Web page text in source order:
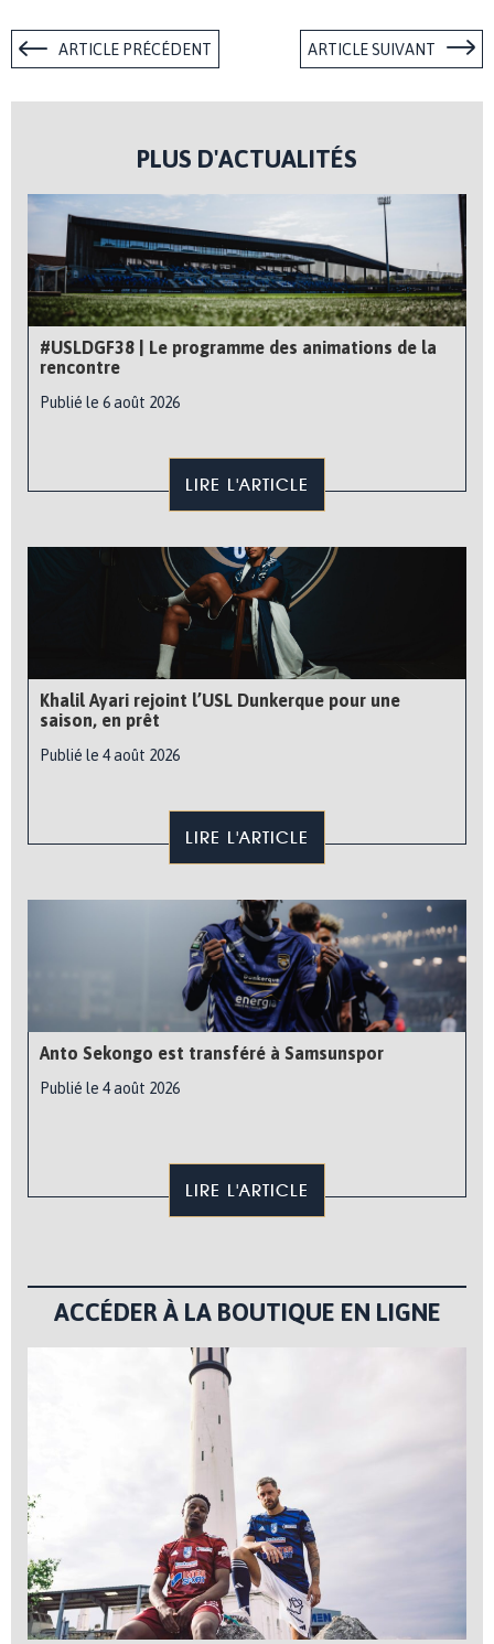
ARTICLE PRÉCÉDENT ARTICLE SUIVANT
PLUS D'ACTUALITÉS
#USLDGF38 | Le programme des animations de la
rencontre
Publié le 6 août 2026
LIRE L'ARTICLE
Khalil Ayari rejoint l’USL Dunkerque pour une
saison, en prêt
Publié le 4 août 2026
LIRE L'ARTICLE
Anto Sekongo est transféré à Samsunspor
Publié le 4 août 2026
LIRE L'ARTICLE
ACCÉDER À LA BOUTIQUE EN LIGNE